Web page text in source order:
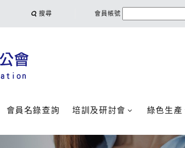
搜尋 會員帳號
會員名錄查詢 培訓及研討會 綠色生產